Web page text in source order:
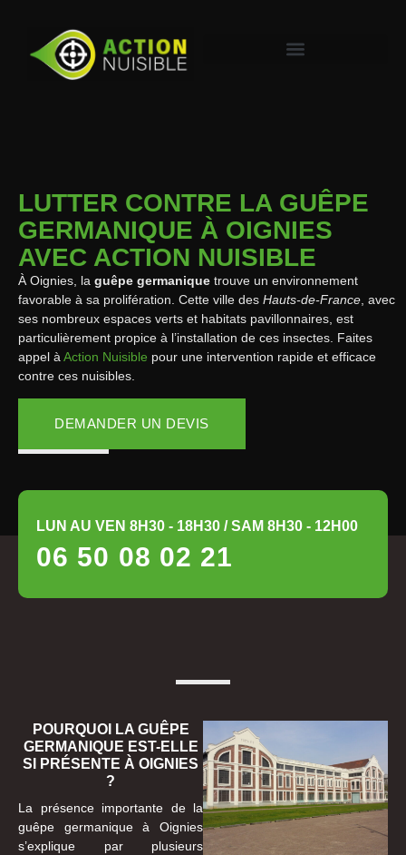
LUTTER CONTRE LA GUÊPE
GERMANIQUE À OIGNIES
AVEC ACTION NUISIBLE
À Oignies, la guêpe germanique trouve un environnement
favorable à sa prolifération. Cette ville des Hauts-de-France , avec
ses nombreux espaces verts et habitats pavillonnaires, est
particulièrement propice à l’installation de ces insectes. Faites
appel à Action Nuisible pour une intervention rapide et efficace
contre ces nuisibles.
DEMANDER UN DEVIS
LUN AU VEN 8H30 - 18H30 / SAM 8H30 - 12H00
06 50 08 02 21
POURQUOI LA GUÊPE
GERMANIQUE EST-ELLE
SI PRÉSENTE À OIGNIES
?
La présence importante de la
guêpe germanique à Oignies
s’explique par plusieurs